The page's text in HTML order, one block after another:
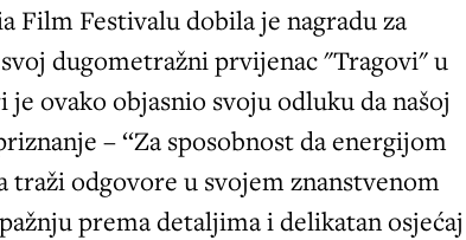
Film Festivalu dobila je nagradu za
dugometražni prvijenac "Tragovi" u
ovako objasnio svoju odluku da našoj
– ‘‘Za sposobnost da energijom
traži odgovore u svojem znanstvenom
prema detaljima i delikatan osjećaj